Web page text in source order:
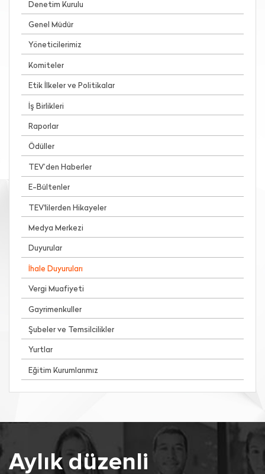
Denetim Kurulu
Genel Müdür
Yöneticilerimiz
Komiteler
Etik İlkeler ve Politikalar
İş Birlikleri
Raporlar
Ödüller
TEV’den Haberler
E-Bültenler
TEV'lilerden Hikayeler
Medya Merkezi
Duyurular
İhale Duyuruları
Vergi Muafiyeti
Gayrimenkuller
Şubeler ve Temsilcilikler
Yurtlar
Eğitim Kurumlarımız
Aylık düzenli